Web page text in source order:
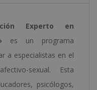
Experto en
es un programa
a especialistas en el
sexual. Esta
psicólogos,